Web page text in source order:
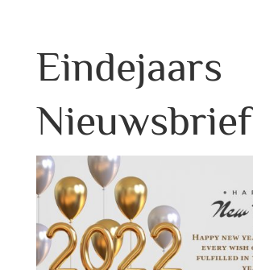
Eindejaars
Nieuwsbrief